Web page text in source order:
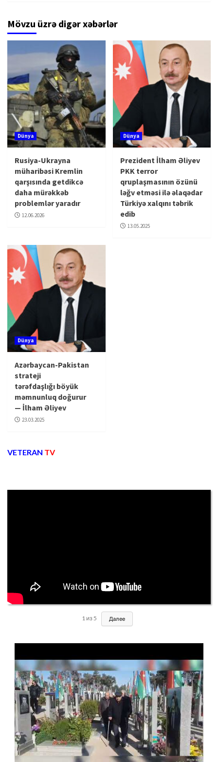
Mövzu üzrə digər xəbərlər
Dünya
Rusiya-Ukrayna
müharibəsi Kremlin
qarşısında getdikcə
daha mürəkkəb
problemlər yaradır
12.06.2026
Dünya
Prezident İlham Əliyev
PKK terror
qruplaşmasının özünü
ləğv etməsi ilə əlaqədar
Türkiyə xalqını təbrik
edib
13.05.2025
Dünya
Azərbaycan-Pakistan
strateji
tərəfdaşlığı böyük
məmnunluq doğurur
— İlham Əliyev
23.03.2025
VETERAN TV
1 из5 Далее